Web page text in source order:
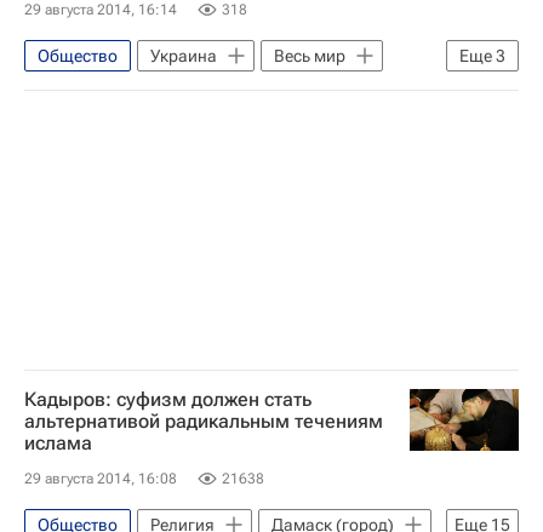
Детские вопросы
Россия
29 августа 2014, 16:14 318
Еще3
Общество Украина
Весь мир
Европа
Кадыров: суфизм должен стать
альтернативой радикальным течениям
ислама
29 августа 2014, 16:08 21638
Еще 15
Общество Религия
Дамаск (город)